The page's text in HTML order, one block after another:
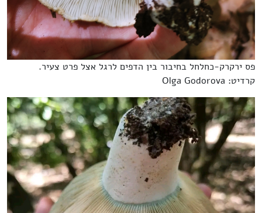
פס ירקרק-כחלחל בחיבור בין הדפים לרגל אצל פרט צעיר.
קרדיט: Olga Godorova